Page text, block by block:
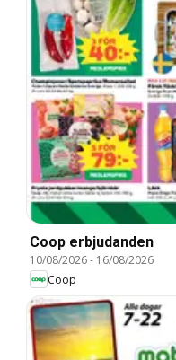
Coop erbjudanden
10/08/2026- 16/08/2026
Coop